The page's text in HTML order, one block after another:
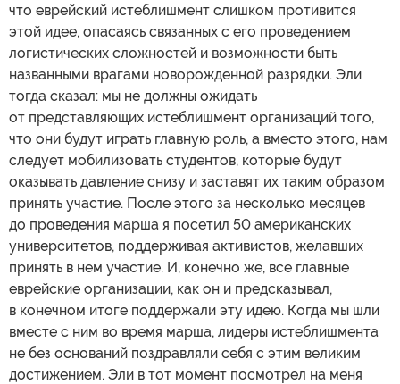
что еврейский истеблишмент слишком противится
этой идее, опасаясь связанных с его проведением
логистических сложностей и возможности быть
названными врагами новорожденной разрядки. Эли
тогда сказал: мы не должны ожидать
от представляющих истеблишмент организаций того,
что они будут играть главную роль, а вместо этого, нам
следует мобилизовать студентов, которые будут
оказывать давление снизу и заставят их таким образом
принять участие. После этого за несколько месяцев
до проведения марша я посетил 50 американских
университетов, поддерживая активистов, желавших
принять в нем участие. И, конечно же, все главные
еврейские организации, как он и предсказывал,
в конечном итоге поддержали эту идею. Когда мы шли
вместе с ним во время марша, лидеры истеблишмента
не без оснований поздравляли себя с этим великим
достижением. Эли в тот момент посмотрел на меня